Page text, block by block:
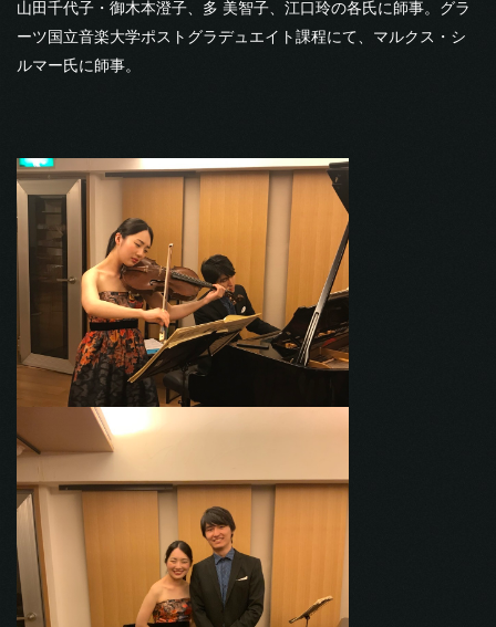
山田千代子・御木本澄子、多 美智子、江口玲の各氏に師事。グラ
ーツ国立音楽大学ポストグラデュエイト課程にて、マルクス・シ
ルマー氏に師事。